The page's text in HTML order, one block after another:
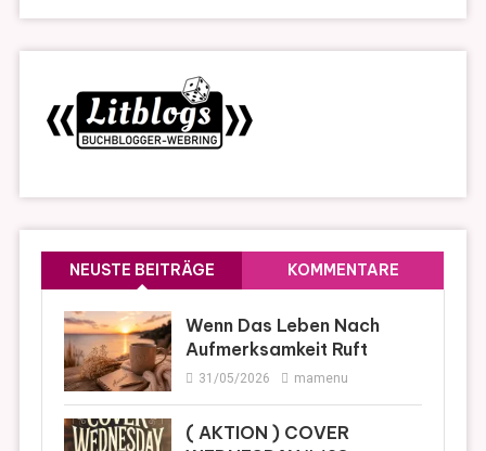
NEUSTE BEITRÄGE KOMMENTARE
Wenn Das Leben Nach
Aufmerksamkeit Ruft
31/05/2026 mamenu
( AKTION ) COVER